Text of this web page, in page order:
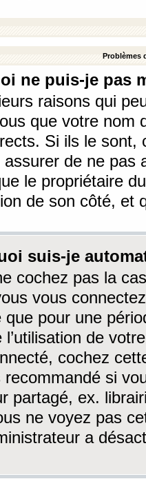
Problèmes
ne puis-je pas
raisons qui
que votre nom
Si ils le sont,
assurer de ne pas
le propriétaire
de son côté, et
suis-je
cochez pas la
vous
que pour une
l’utilisation de
cochez
recommandé si
partagé, ex.
ne voyez pas
a